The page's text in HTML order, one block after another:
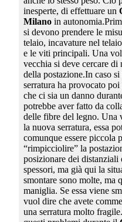
inesperte, di effettuare un
Milanoin
si devono prendere le
telaio, incavature nel
e le viti principali. Una
vecchia si deve cercare di
della postazione.In caso
serratura ha provocato
che ci sia un danno
potrebbe aver fatto da
delle fibre del legno. Una
la nuova serratura, essa
comunque essere piccola
“rimpicciolire” la
posizionare dei distanziali
spessori, ma già qui la
smontare sono molte, ma
maniglia. Se essa viene
vuol dire che avete
una serratura molto